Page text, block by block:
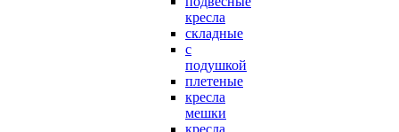
кресла
складные
с
подушкой
плетеные
кресла
мешки
кресла